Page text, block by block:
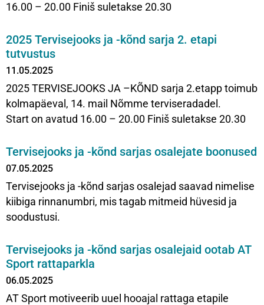
16.00 – 20.00 Finiš suletakse 20.30
2025 Tervisejooks ja -kõnd sarja 2. etapi
tutvustus
11.05.2025
2025 TERVISEJOOKS JA –KÕND sarja 2.etapp toimub
kolmapäeval, 14. mail Nõmme terviseradadel.
Start on avatud 16.00 – 20.00 Finiš suletakse 20.30
Tervisejooks ja -kõnd sarjas osalejate boonused
07.05.2025
Tervisejooks ja -kõnd sarjas osalejad saavad nimelise
kiibiga rinnanumbri, mis tagab mitmeid hüvesid ja
soodustusi.
Tervisejooks ja -kõnd sarjas osalejaid ootab AT
Sport rattaparkla
06.05.2025
AT Sport motiveerib uuel hooajal rattaga etapile